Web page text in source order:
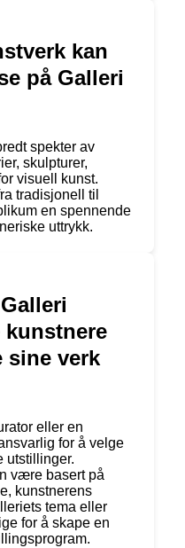
kan
på Galleri
spekter av
skulpturer,
visuell kunst.
tradisjonell til
en spennende
uttrykk.
sine verk
eller en
for å velge
utstillinger.
være basert på
kunstnerens
tema eller
for å skape en